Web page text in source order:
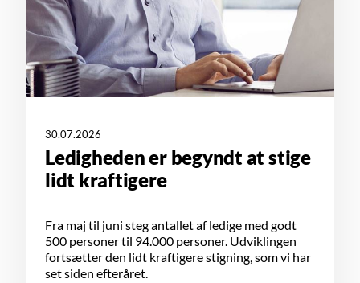
30.07.2026
Ledigheden er begyndt at stige
lidt kraftigere
Fra maj til juni steg antallet af ledige med godt
500 personer til 94.000 personer. Udviklingen
fortsætter den lidt kraftigere stigning, som vi har
set siden efteråret.